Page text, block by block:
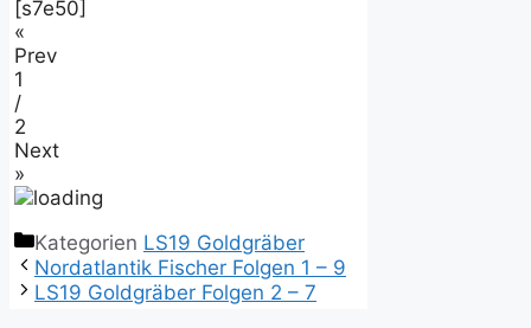
[s7e50]
«
Prev
1
/
2
Next
»
Kategorien LS19 Goldgräber
Nordatlantik Fischer Folgen 1 – 9
LS19 Goldgräber Folgen 2 – 7